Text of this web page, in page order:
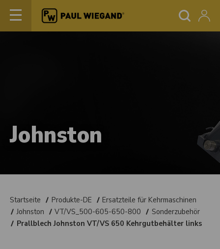
Johnston
Startseite Produkte-DE
Ersatzteile für Kehrmaschinen
Johnston
VT/VS_500-605-650-800
Sonderzubehör
Prallblech Johnston VT/VS 650 Kehrgutbehälter links